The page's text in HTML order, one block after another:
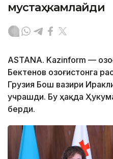
мустаҳкамлайди
ASTANA. Kazinform —
Бектенов Қозоғистонга
Грузия Бош вазири
учрашди. Бу ҳақда
берди.